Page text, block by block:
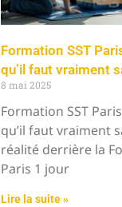
Formation SST
qu’il faut vraiment
8 mai 2025
Formation SST
qu’il faut vraiment
réalité derrière la
Paris 1 jour
Lire la suite »